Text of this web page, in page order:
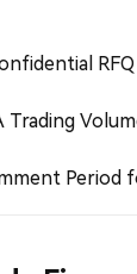
Trading
Period